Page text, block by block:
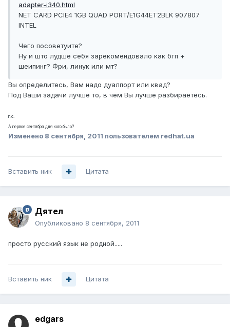
adapter-i340.html
NET CARD PCIE4 1GB QUAD PORT/E1G44ET2BLK 907807
INTEL
Чего посоветуите?
Ну и што лудше себя зарекомендовало как бгп +
шеипинг? Фри, линук или мт?
Вы определитесь, Вам надо дуалпорт или квад?
Под Ваши задачи лучше то, в чем Вы лучше разбираетесь.
п.с.
А первое сентября для кого было?
Изменено 8 сентября, 2011 пользователем redhat.ua
Вставить ник Цитата
Дятел
Опубликовано 8 сентября, 2011
просто русский язык не родной.....
Вставить ник Цитата
edgars